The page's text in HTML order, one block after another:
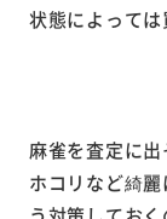
状態によっては
麻雀を査定に
ホコリなど綺